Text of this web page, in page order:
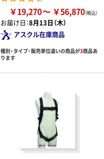
￥19,270 ￥56,870
お届け日：8月13日（木）
アスクル在庫商品
種別・タイプ・販売単位違いの商品が3商品あ
ります